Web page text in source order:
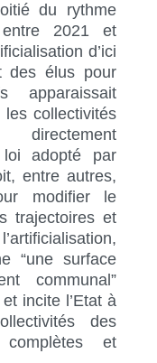
du rythme
entre 2021 et
d’ici
des élus pour
apparaissait
collectivités
adopté par
entre autres,
modifier le
trajectoires et
“une surface
communal”
incite l’Etat à
des
complètes et